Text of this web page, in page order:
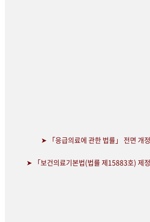
➤ 「응급의료에 관한 법률」 전면 개정
➤ 「보건의료기본법(법률 제15883호) 제정